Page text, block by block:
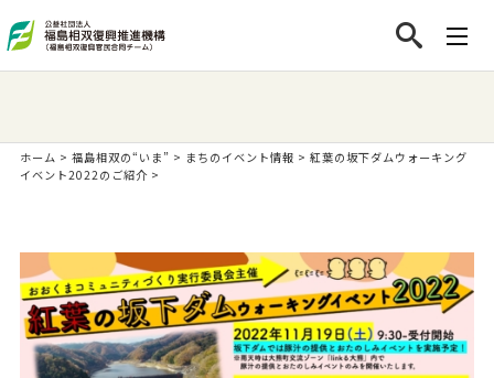
ホーム > 福島相双の“いま” > まちのイベント情報 > 紅葉の坂下ダムウォーキング
イベント2022のご紹介>